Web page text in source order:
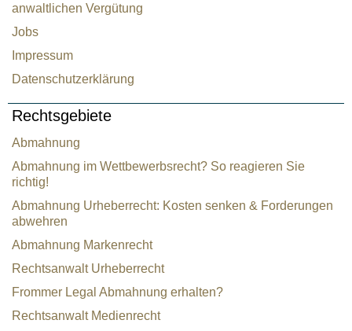
anwaltlichen Vergütung
Jobs
Impressum
Datenschutzerklärung
Rechtsgebiete
Abmahnung
Abmahnung im Wettbewerbsrecht? So reagieren Sie
richtig!
Abmahnung Urheberrecht: Kosten senken & Forderungen
abwehren
Abmahnung Markenrecht
Rechtsanwalt Urheberrecht
Frommer Legal Abmahnung erhalten?
Rechtsanwalt Medienrecht